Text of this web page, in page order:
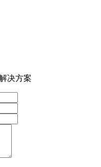
决方案